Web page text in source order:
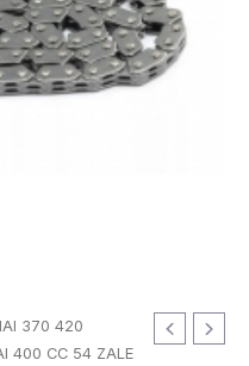
370 420
400 CC 54 ZALE